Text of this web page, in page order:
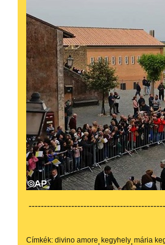
Címkék: divino amore kegyhely mária